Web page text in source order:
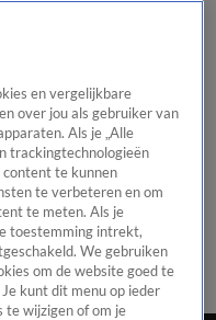
beste van Hart
Tip de
de redactiePanelVideo's
en vergelijkbare
over jou als gebruiker van
Als je „Alle
trackingtechnologieën
content te kunnen
te verbeteren en om
te meten. Als je
toestemming intrekt,
We gebruiken
om de website goed te
kunt dit menu op ieder
te wijzigen of om je